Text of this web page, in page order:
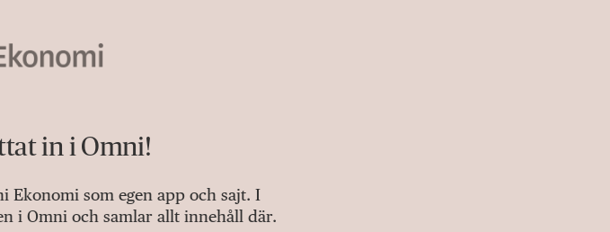
in i Omni!
Ekonomi som egen app och sajt. I
i Omni och samlar allt innehåll där.